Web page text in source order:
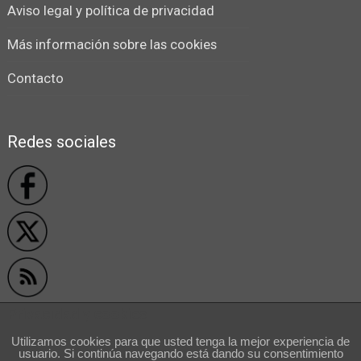
Aviso legal y política de privacidad
Más información sobre las cookies
Contacto
Redes sociales
Utilizamos cookies para que usted tenga la mejor experiencia de
usuario. Si continúa navegando está dando su consentimiento